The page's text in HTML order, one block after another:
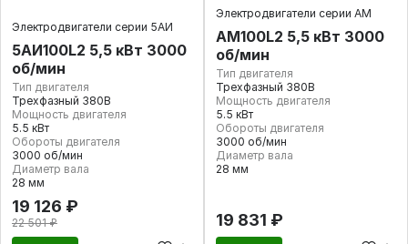
Электродвигатели серии 5АИ
5АИ100L2 5,5 кВт 3000
об/мин
Тип двигателя
Трехфазный 380В
Мощность двигателя
5.5 кВт
Обороты двигателя
3000 об/мин
Диаметр вала
28 мм
19 126 ₽
22 501 ₽
Электродвигатели серии АМ
АМ100L2 5,5 кВт 3000
об/мин
Тип двигателя
Трехфазный 380В
Мощность двигателя
5.5 кВт
Обороты двигателя
3000 об/мин
Диаметр вала
28 мм
19 831 ₽